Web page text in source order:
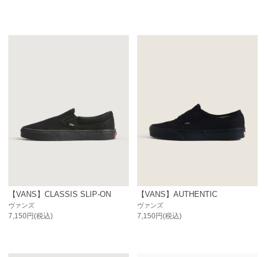
【VANS】CLASSIS SLIP-ON
ヴァンズ
7,150円(税込)
【VANS】AUTHENTIC
ヴァンズ
7,150円(税込)